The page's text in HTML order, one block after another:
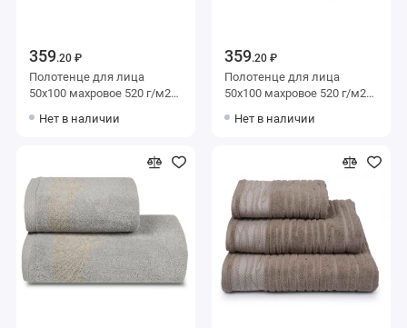
359.20 ₽
Полотенце для лица
50х100 махровое 520 г/м2
мануфактура
Нет в наличии
359.20 ₽
Полотенце для лица
50х100 махровое 520 г/м2
мануфактура
Нет в наличии